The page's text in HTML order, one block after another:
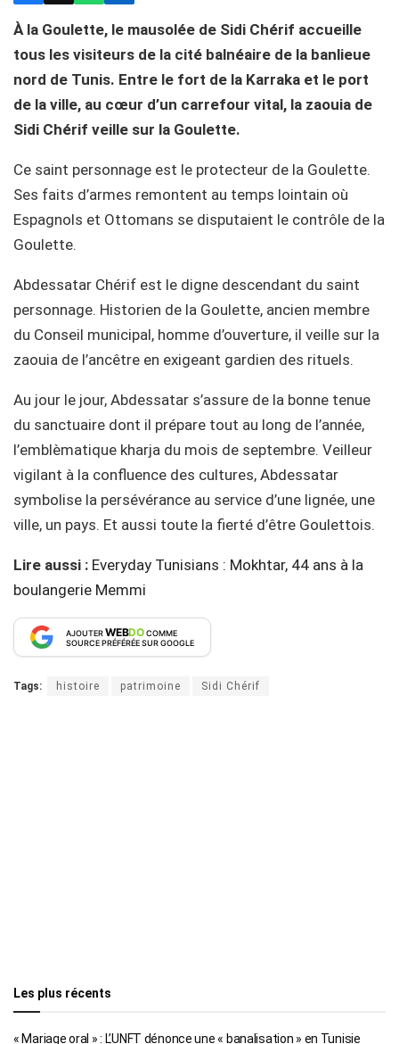
À la Goulette, le mausolée de Sidi Chérif accueille
tous les visiteurs de la cité balnéaire de la banlieue
nord de Tunis. Entre le fort de la Karraka et le port
de la ville, au cœur d’un carrefour vital, la zaouia de
Sidi Chérif veille sur la Goulette.
Ce saint personnage est le protecteur de la Goulette.
Ses faits d’armes remontent au temps lointain où
Espagnols et Ottomans se disputaient le contrôle de la
Goulette.
Abdessatar Chérif est le digne descendant du saint
personnage. Historien de la Goulette, ancien membre
du Conseil municipal, homme d’ouverture, il veille sur la
zaouia de l’ancêtre en exigeant gardien des rituels.
Au jour le jour, Abdessatar s’assure de la bonne tenue
du sanctuaire dont il prépare tout au long de l’année,
l’emblèmatique kharja du mois de septembre. Veilleur
vigilant à la confluence des cultures, Abdessatar
symbolise la persévérance au service d’une lignée, une
ville, un pays. Et aussi toute la fierté d’être Goulettois.
Lire aussi : Everyday Tunisians : Mokhtar, 44 ans à la
boulangerie Memmi
AJOUTERWEBDOCOMME
SOURCE PRÉFÉRÉE SUR GOOGLE
Tags: histoire patrimoine Sidi Chérif
Les plus récents
« Mariage oral » : L’UNFT dénonce une « banalisation » en Tunisie